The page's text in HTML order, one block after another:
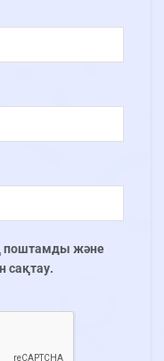
поштамды және
сақтау.